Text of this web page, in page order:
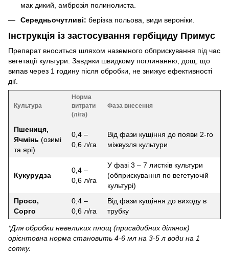
мак дикий, амброзія полинолиста.
Середньочутливі: берізка польова, види вероніки.
Інструкція із застосування гербіциду Примус
Препарат вноситься шляхом наземного обприскування під час
вегетації культури. Завдяки швидкому поглинанню, дощ, що
випав через 1 годину після обробки, не знижує ефективності
дії.
Культура
Норма
витрати
(л/га)
Фаза внесення
Пшениця,
Ячмінь (озимі
та ярі)
0,4 –
0,6 л/га
Від фази кущіння до появи 2-го
міжвузля культури
Кукурудза
0,4 –
0,6 л/га
У фазі 3 – 7 листків культури
(обприскування по вегетуючій
культурі)
Просо,
Сорго
0,4 –
0,6 л/га
Від фази кущіння до виходу в
трубку
*Для обробки невеликих площ (присадибних ділянок)
орієнтовна норма становить 4-6 мл на 3-5 л води на 1
сотку.